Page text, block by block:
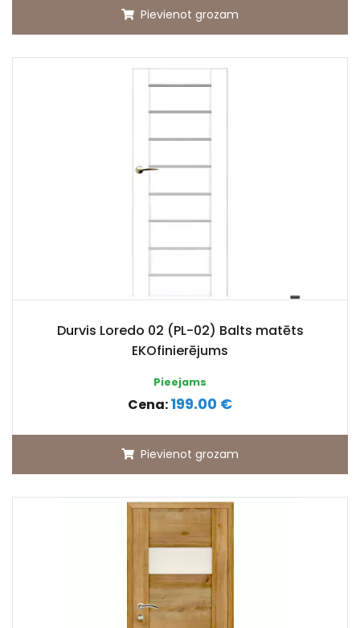
Pievienot grozam
Durvis Loredo 02 (PL-02) Balts matēts
EKOfinierējums
Pieejams
Cena:199.00 €
Pievienot grozam